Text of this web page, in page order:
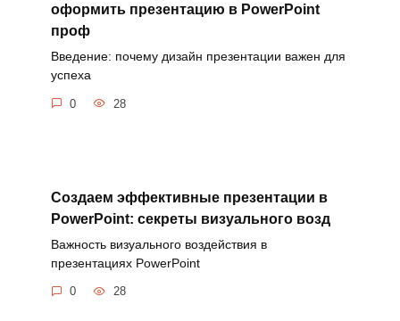
оформить презентацию в PowerPoint
проф
Введение: почему дизайн презентации важен для
успеха
0 28
Создаем эффективные презентации в
PowerPoint: секреты визуального возд
Важность визуального воздействия в
презентациях PowerPoint
0 28